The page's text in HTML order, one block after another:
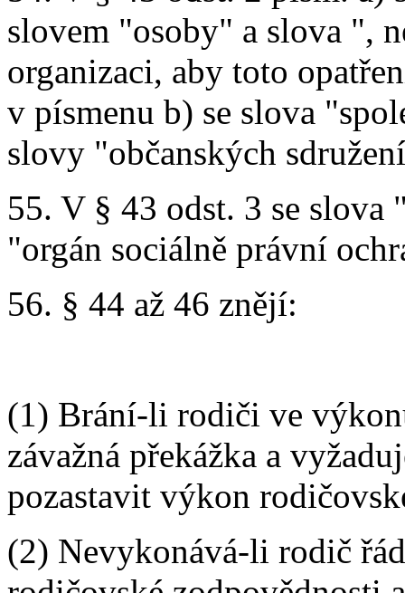
slovem "osoby" a slova ",
organizaci, aby toto
v písmenu b) se slova
slovy "občanských
55. V § 43 odst. 3 se
"orgán sociálně právní
56. § 44 až 46 znějí:
(1) Brání-li rodiči ve
závažná překážka a
pozastavit výkon
(2) Nevykonává-li rodič